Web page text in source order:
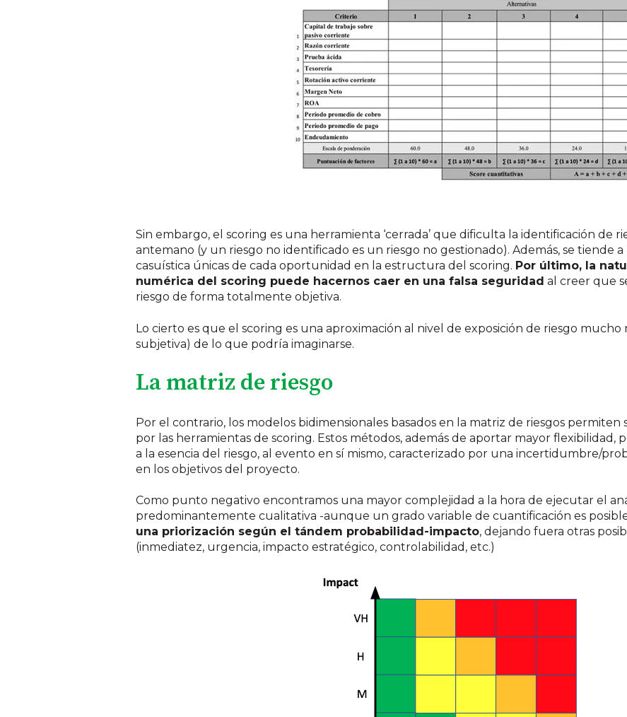
Sin embargo, el scoring es una herramienta ‘cerrada’ que dificulta la identificación de
antemano (y un riesgo no identificado es un riesgo no gestionado). Además, se tiende a
casuística únicas de cada oportunidad en la estructura del scoring. Por último, la
numérica del scoring puede hacernos caer en una falsa seguridad al creer que
riesgo de forma totalmente objetiva.
Lo cierto es que el scoring es una aproximación al nivel de exposición de riesgo
subjetiva) de lo que podría imaginarse.
La matriz de riesgo
Por el contrario, los modelos bidimensionales basados en la matriz de riesgos permiten
por las herramientas de scoring. Estos métodos, además de aportar mayor flexibilidad,
a la esencia del riesgo, al evento en sí mismo, caracterizado por una incertidumbre/
en los objetivos del proyecto.
Como punto negativo encontramos una mayor complejidad a la hora de ejecutar el
predominantemente cualitativa -aunque un grado variable de cuantificación es
una priorización según el tándem probabilidad-impacto, dejando fuera otras
(inmediatez, urgencia, impacto estratégico, controlabilidad, etc.)